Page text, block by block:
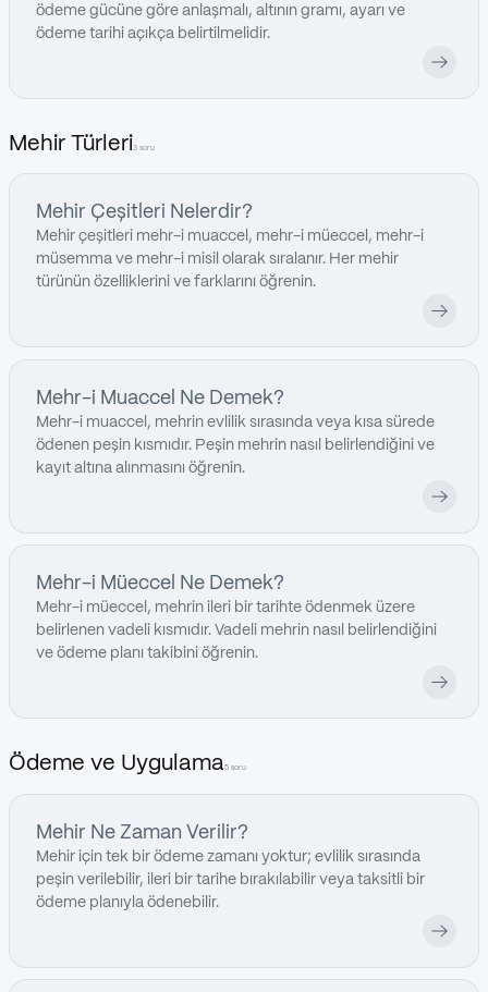
ödeme gücüne göre anlaşmalı, altının gramı, ayarı ve
ödeme tarihi açıkça belirtilmelidir.
Mehir Türleri3 soru
Mehir Çeşitleri Nelerdir?
Mehir çeşitleri mehr-i muaccel, mehr-i müeccel, mehr-i
müsemma ve mehr-i misil olarak sıralanır. Her mehir
türünün özelliklerini ve farklarını öğrenin.
Mehr-i Muaccel Ne Demek?
Mehr-i muaccel, mehrin evlilik sırasında veya kısa sürede
ödenen peşin kısmıdır. Peşin mehrin nasıl belirlendiğini ve
kayıt altına alınmasını öğrenin.
Mehr-i Müeccel Ne Demek?
Mehr-i müeccel, mehrin ileri bir tarihte ödenmek üzere
belirlenen vadeli kısmıdır. Vadeli mehrin nasıl belirlendiğini
ve ödeme planı takibini öğrenin.
Ödeme ve Uygulama5 soru
Mehir Ne Zaman Verilir?
Mehir için tek bir ödeme zamanı yoktur; evlilik sırasında
peşin verilebilir, ileri bir tarihe bırakılabilir veya taksitli bir
ödeme planıyla ödenebilir.